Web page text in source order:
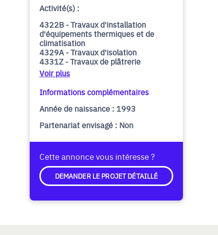
Activité(s) :
4322B - Travaux d'installation
d'équipements thermiques et de
climatisation
4329A - Travaux d'isolation
4331Z - Travaux de plâtrerie
Voir plus
Informations complémentaires
Année de naissance : 1993
Partenariat envisagé : Non
Cette annonce vous intéresse ?
DEMANDER LE PROJET DÉTAILLÉ